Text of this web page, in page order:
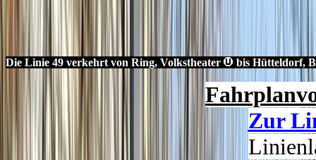
Die Linie 49 verkehrt von Ring, Volkstheater > bis Hütteldorf,
Zur